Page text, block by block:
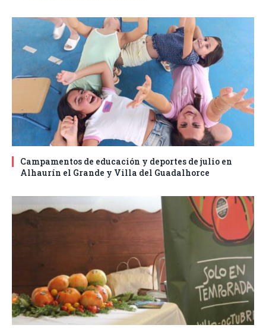
Campamentos de educación y deportes de julio en
Alhaurín el Grande y Villa del Guadalhorce